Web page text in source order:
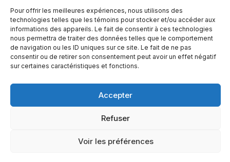
Pour offrir les meilleures expériences, nous utilisons des
technologies telles que les témoins pour stocker et/ou accéder aux
informations des appareils. Le fait de consentir à ces technologies
nous permettra de traiter des données telles que le comportement
de navigation ou les ID uniques sur ce site. Le fait de ne pas
consentir ou de retirer son consentement peut avoir un effet négatif
sur certaines caractéristiques et fonctions.
Accepter
Refuser
Voir les préférences
© Copyright 2026 – Altomédia Inc |
Ce site internet a été conçu et développé par Chameleon Ideas